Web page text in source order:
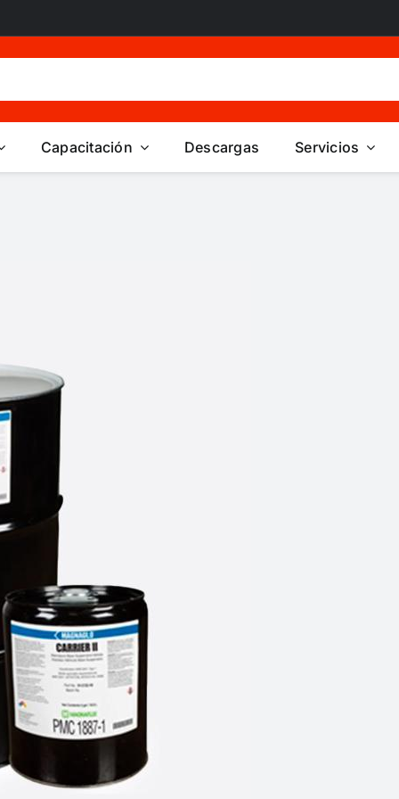
Capacitación Descargas Servicios